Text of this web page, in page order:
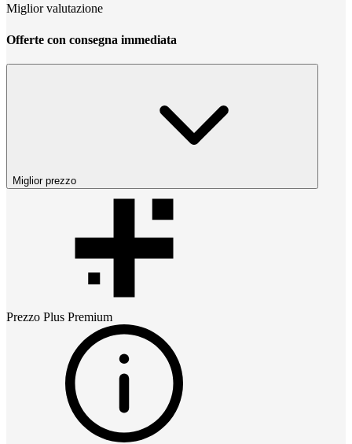
Miglior valutazione
Offerte con consegna immediata
Miglior prezzo
Prezzo Plus Premium